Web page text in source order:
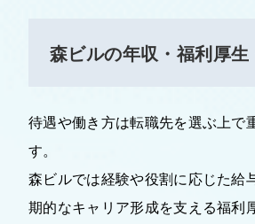
森ビルの年収・福利厚
待遇や働き方は転職先を選ぶ上で
す。
森ビルでは経験や役割に応じた給
期的なキャリア形成を支える福利